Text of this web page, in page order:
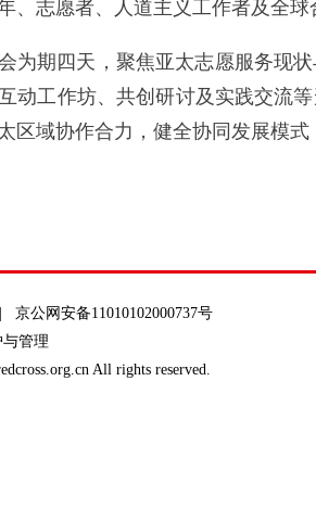
、志愿者、人道主义工作者及全
为期四天，聚焦亚太志愿服务现
动工作坊、共创研讨及实践交流
区域协作合力，健全协同发展模
公网安备11010102000737号
与管理
All rights reserved.